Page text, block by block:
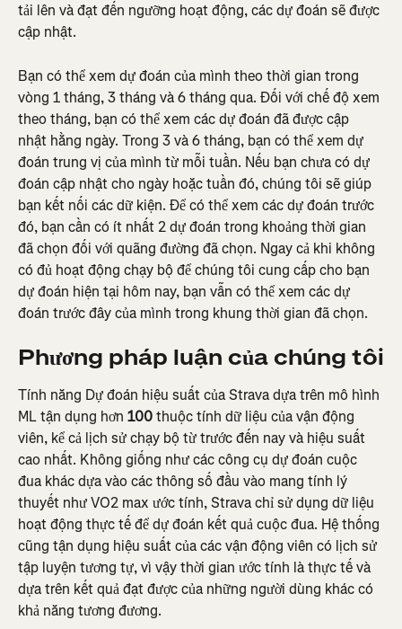
tải lên và đạt đến ngưỡng hoạt động, các dự đoán sẽ được
cập nhật.
Bạn có thể xem dự đoán của mình theo thời gian trong
vòng 1 tháng, 3 tháng và 6 tháng qua. Đối với chế độ xem
theo tháng, bạn có thể xem các dự đoán đã được cập
nhật hằng ngày. Trong 3 và 6 tháng, bạn có thể xem dự
đoán trung vị của mình từ mỗi tuần. Nếu bạn chưa có dự
đoán cập nhật cho ngày hoặc tuần đó, chúng tôi sẽ giúp
bạn kết nối các dữ kiện. Để có thể xem các dự đoán trước
đó, bạn cần có ít nhất 2 dự đoán trong khoảng thời gian
đã chọn đối với quãng đường đã chọn. Ngay cả khi không
có đủ hoạt động chạy bộ để chúng tôi cung cấp cho bạn
dự đoán hiện tại hôm nay, bạn vẫn có thể xem các dự
đoán trước đây của mình trong khung thời gian đã chọn.
Phương pháp luận của chúng tôi
Tính năng Dự đoán hiệu suất của Strava dựa trên mô hình
ML tận dụng hơn 100 thuộc tính dữ liệu của vận động
viên, kể cả lịch sử chạy bộ từ trước đến nay và hiệu suất
cao nhất. Không giống như các công cụ dự đoán cuộc
đua khác dựa vào các thông số đầu vào mang tính lý
thuyết như VO2 max ước tính, Strava chỉ sử dụng dữ liệu
hoạt động thực tế để dự đoán kết quả cuộc đua. Hệ thống
cũng tận dụng hiệu suất của các vận động viên có lịch sử
tập luyện tương tự, vì vậy thời gian ước tính là thực tế và
dựa trên kết quả đạt được của những người dùng khác có
khả năng tương đương.